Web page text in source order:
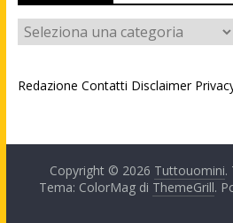
Categorie
Redazione Contatti Disclaimer
Copyright © 2026 Tuttouomini.
Tema: ColorMag di ThemeGrill.